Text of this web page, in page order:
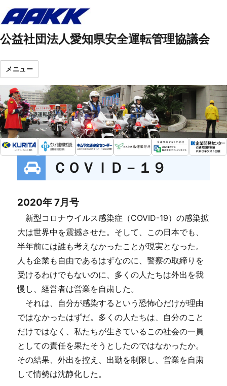
公益社団法人愛知県安全運転管理協議会
メニュー
ＣＯＶＩＤ－１９
2020年 7月号
新型コロナウイルス感染症（COVID-19）の感染拡
大は世界中を震撼させた。そして、この日本でも、
半年前には誰も考えなかったことが現実となった。
人も企業も自由であるはずなのに、警察の取締りを
受けるわけでもないのに、多くの人たちは外出を我
慢し、経営者は営業を自粛した。
それは、自分が感染するという恐怖心だけが理由
ではなかったはずだ。多くの人たちは、自分のこと
だけではなく、私たちが生きているこの社会の一員
としての責任を果たそうとしたのではなかったか。
その結果、外出を控え、出勤を制限し、営業を自粛
して情勢は沈静化した。